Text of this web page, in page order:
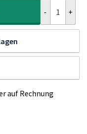
auf Rechnung